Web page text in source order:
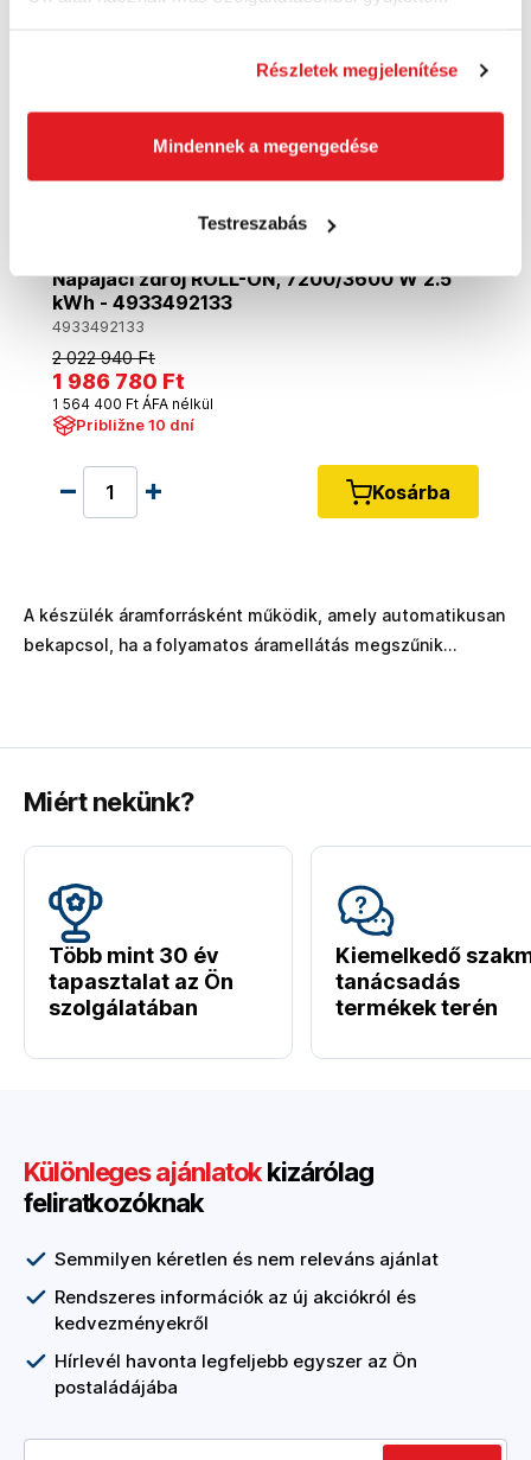
Részletek megjelenítése
Mindennek a megengedése
Testreszabás
Napájací zdroj ROLL-ON, 7200/3600 W 2.5
kWh - 4933492133
4933492133
2 022 940 Ft
1 986 780 Ft
1 564 400 Ft ÁFA nélkül
Približne 10 dní
Kosárba
A készülék áramforrásként működik, amely automatikusan
bekapcsol, ha a folyamatos áramellátás megszűnik...
Miért nekünk?
Több mint 30 év
tapasztalat az Ön
szolgálatában
Kiemelkedő
tanácsadás
termékek terén
Különleges ajánlatokkizárólag
feliratkozóknak
Semmilyen kéretlen és nem releváns ajánlat
Rendszeres információk az új akciókról és
kedvezményekről
Hírlevél havonta legfeljebb egyszer az Ön
postaládájába